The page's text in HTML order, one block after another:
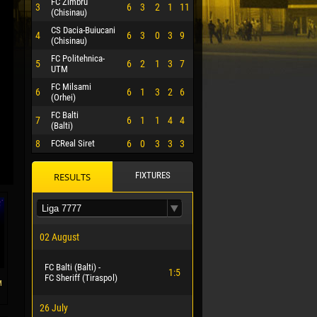
3
(Chisinau)
6 3 2 1 11
4
CS Dacia-Buiucani
(Chisinau)
6 3 0 3 9
5
FC Politehnica-
UTM
6 2 1 3 7
6
FC Milsami
(Orhei)
6 1 3 2 6
7
FC Balti
(Balti)
6 1 1 4 4
8 FCReal Siret 6 0 3 3 3
RESULTS FIXTURES
02 August
FC Balti (Balti) -
FC Sheriff (Tiraspol)
1:5
26 July